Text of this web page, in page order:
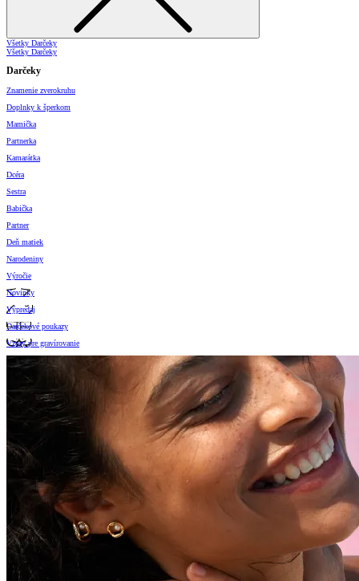
Všetky Darčeky
Všetky Darčeky
Darčeky
Znamenie zverokruhu
Doplnky k šperkom
Mamička
Partnerka
Kamarátka
Dcéra
Sestra
Babička
Partner
Deň matiek
Narodeniny
Výročie
Novinky
Výpredaj
Darčekové poukazy
Vzory pre gravírovanie